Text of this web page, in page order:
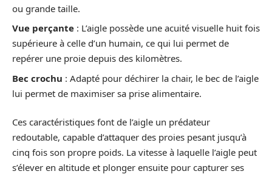
ou grande taille.
Vue perçante : L’aigle possède une acuité visuelle huit fois
supérieure à celle d’un humain, ce qui lui permet de
repérer une proie depuis des kilomètres.
Bec crochu : Adapté pour déchirer la chair, le bec de l’aigle
lui permet de maximiser sa prise alimentaire.
Ces caractéristiques font de l’aigle un prédateur
redoutable, capable d’attaquer des proies pesant jusqu’à
cinq fois son propre poids. La vitesse à laquelle l’aigle peut
s’élever en altitude et plonger ensuite pour capturer ses